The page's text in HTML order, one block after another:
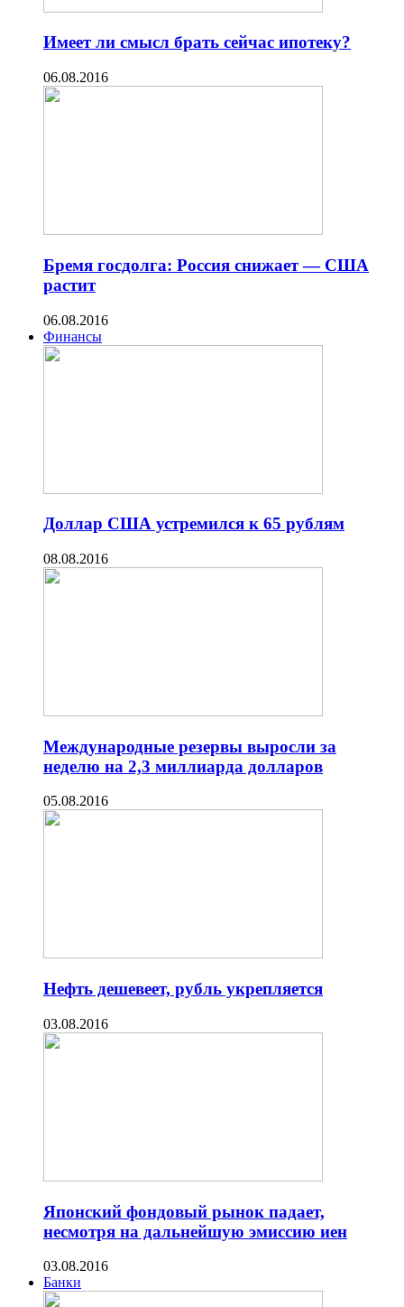
Имеет ли смысл брать сейчас ипотеку?
06.08.2016
Бремя госдолга: Россия снижает — США
растит
06.08.2016
Финансы
Доллар США устремился к 65 рублям
08.08.2016
Международные резервы выросли за
неделю на 2,3 миллиарда долларов
05.08.2016
Нефть дешевеет, рубль укрепляется
03.08.2016
Японский фондовый рынок падает,
несмотря на дальнейшую эмиссию иен
03.08.2016
Банки